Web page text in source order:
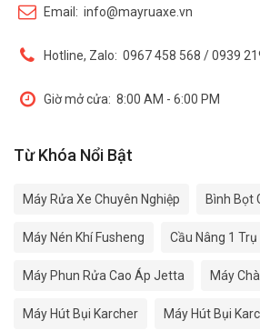
Email: info@mayruaxe.vn
Hotline, Zalo: 0967 458 568 / 0939
Giờ mở cửa: 8:00 AM - 6:00 PM
Từ Khóa Nổi Bật
Máy Rửa Xe Chuyên Nghiệp Bình Bọt
Máy Nén Khí Fusheng Cầu Nâng 1 Trụ
Máy Phun Rửa Cao Áp Jetta Máy
Máy Hút Bụi Karcher Máy Hút Bụi